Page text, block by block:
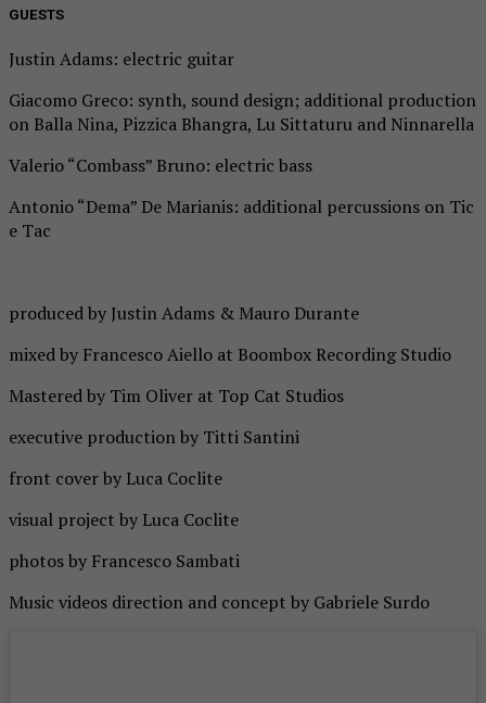
GUESTS
Justin Adams: electric guitar
Giacomo Greco: synth, sound design; additional production
on Balla Nina, Pizzica Bhangra, Lu Sittaturu and Ninnarella
Valerio “Combass” Bruno: electric bass
Antonio “Dema” De Marianis: additional percussions on Tic
e Tac
produced by Justin Adams & Mauro Durante
mixed by Francesco Aiello at Boombox Recording Studio
Mastered by Tim Oliver at Top Cat Studios
executive production by Titti Santini
front cover by Luca Coclite
visual project by Luca Coclite
photos by Francesco Sambati
Music videos direction and concept by Gabriele Surdo